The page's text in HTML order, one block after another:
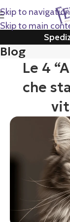
Skip to navigation
Skip to main
Blog
Le 4
che